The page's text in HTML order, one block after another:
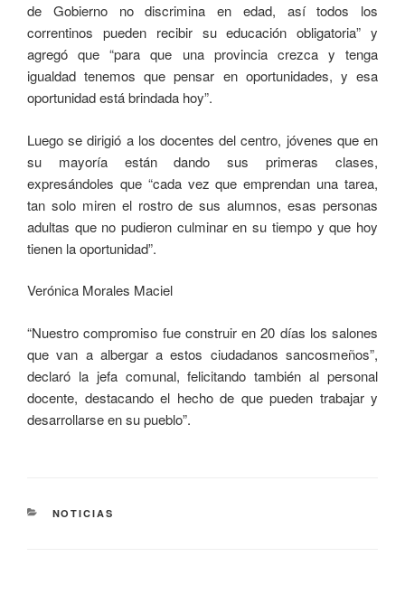
de Gobierno no discrimina en edad, así todos los
correntinos pueden recibir su educación obligatoria” y
agregó que “para que una provincia crezca y tenga
igualdad tenemos que pensar en oportunidades, y esa
oportunidad está brindada hoy”.
Luego se dirigió a los docentes del centro, jóvenes que en
su mayoría están dando sus primeras clases,
expresándoles que “cada vez que emprendan una tarea,
tan solo miren el rostro de sus alumnos, esas personas
adultas que no pudieron culminar en su tiempo y que hoy
tienen la oportunidad”.
Verónica Morales Maciel
“Nuestro compromiso fue construir en 20 días los salones
que van a albergar a estos ciudadanos sancosmeños”,
declaró la jefa comunal, felicitando también al personal
docente, destacando el hecho de que pueden trabajar y
desarrollarse en su pueblo”.
NOTICIAS